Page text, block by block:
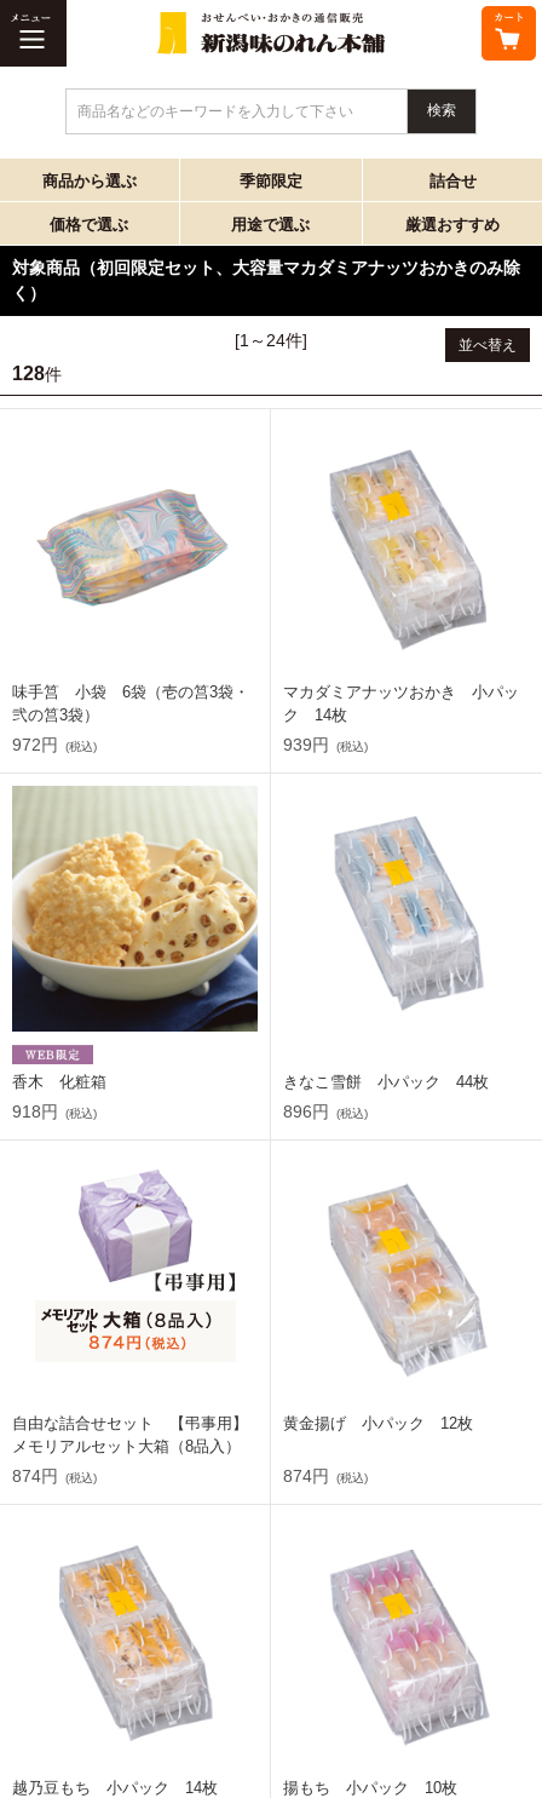
商品名などのキーワードを入力して下さい
商品から選ぶ 季節限定 詰合せ
価格で選ぶ 用途で選ぶ 厳選おすすめ
対象商品（初回限定セット、大容量マカダミアナッツおかきのみ除
く）
並べ替え
[1～24件]
128件
味手筥 小袋 6袋（壱の筥3袋・
弐の筥3袋）
972円 (税込)
マカダミアナッツおかき 小パッ
ク 14枚
939円 (税込)
香木 化粧箱
918円 (税込)
きなこ雪餅 小パック 44枚
896円 (税込)
自由な詰合せセット 【弔事用】
メモリアルセット大箱（8品入）
874円 (税込)
黄金揚げ 小パック 12枚
874円 (税込)
越乃豆もち 小パック 14枚 揚もち 小パック 10枚